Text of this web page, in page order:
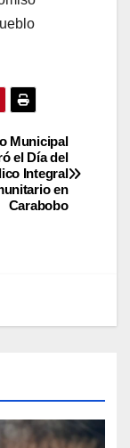
Municipal
el Día del
Integral
en
Carabobo